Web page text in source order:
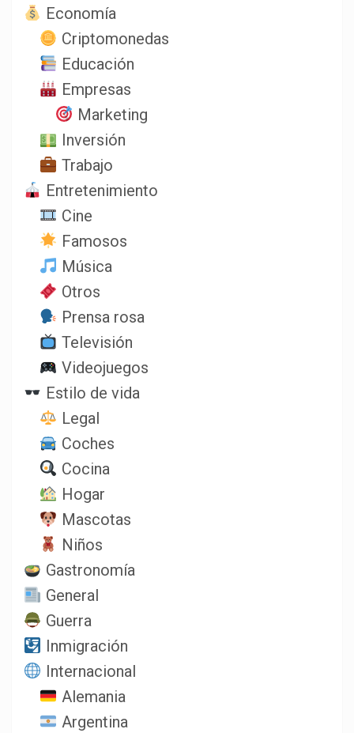
Economía
Criptomonedas
Educación
Empresas
Marketing
Inversión
Trabajo
Entretenimiento
Cine
Famosos
Música
Otros
Prensa rosa
Televisión
Videojuegos
Estilo de vida
Legal
Coches
Cocina
Hogar
Mascotas
Niños
Gastronomía
General
Guerra
Inmigración
Internacional
Alemania
Argentina